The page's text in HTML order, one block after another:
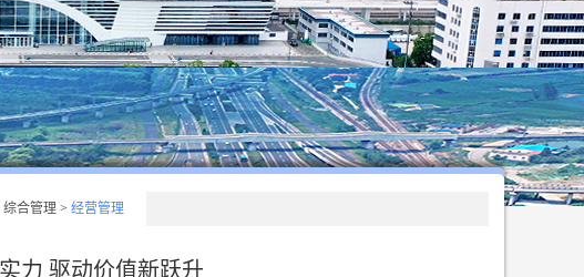
综合管理 > 经营管理
力 驱动价值新跃升